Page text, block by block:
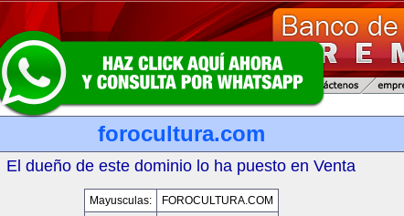
forocultura.com
El dueño de este dominio lo ha puesto en Venta
Mayusculas:
FOROCULTURA.COM